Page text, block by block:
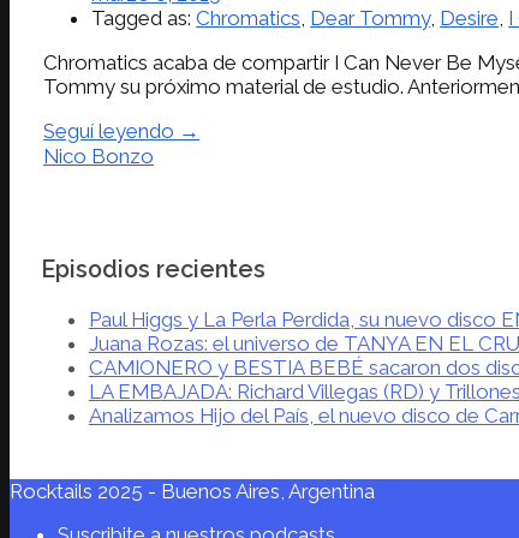
Tagged as:Chromatics, Dear Tommy, Desire, I
Chromatics acaba de compartir I Can Never Be
Tommy su próximo material de estudio.
Seguí leyendo →
Nico Bonzo
Episodios recientes
Paul Higgs y La Perla Perdida, su nuevo disco
Juana Rozas: el universo de TANYA EN EL
CAMIONERO y BESTIA BEBÉ sacaron dos
LA EMBAJADA: Richard Villegas (RD) y
Analizamos Hijo del País, el nuevo disco de
Rocktails 2025 - Buenos Aires, Argentina